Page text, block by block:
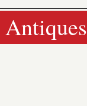
Antiques